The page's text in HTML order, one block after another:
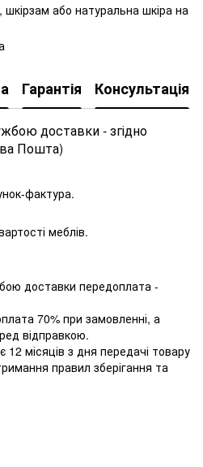
шкірзам або натуральна шкіра на
Гарантія Консультація
доставки - згідно
Пошта)
фактура.
меблів.
доставки передоплата -
70% при замовленні, а
відправкою.
12 місяців з дня передачі товару
правил зберігання та